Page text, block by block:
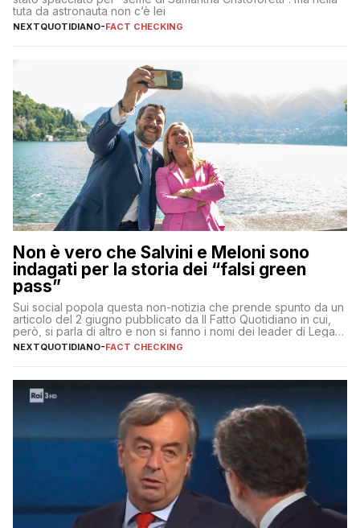
tuta da astronauta non c’è lei
NEXTQUOTIDIANO-FACT CHECKING
Non è vero che Salvini e Meloni sono
indagati per la storia dei “falsi green
pass”
Sui social popola questa non-notizia che prende spunto da un
articolo del 2 giugno pubblicato da Il Fatto Quotidiano in cui,
però, si parla di altro e non si fanno i nomi dei leader di Lega e
Fratelli d’Italia
NEXTQUOTIDIANO-FACT CHECKING